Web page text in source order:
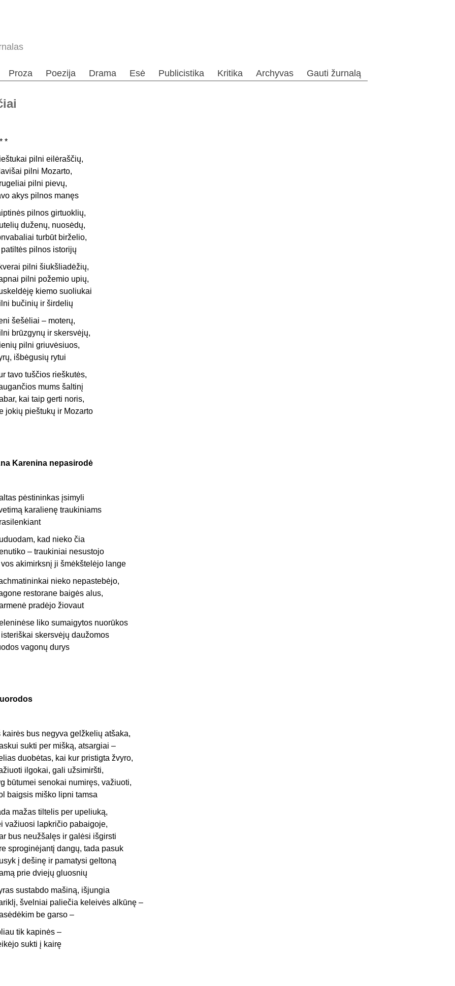
Proza Poezija Drama Esė Publicistika Kritika Archyvas Gauti žurnalą
*
pilni eilėraščių,
pilni Mozarto,
pilni pievų,
akys pilnos manęs
pilnos girtuoklių,
duženų, nuosėdų,
turbūt birželio,
pilnos istorijų
pilni šiukšliadėžių,
pilni požemio upių,
kiemo suoliukai
bučinių ir širdelių
šešėliai – moterų,
brūzgynų ir skersvėjų,
pilni griuvėsiuos,
išbėgusių rytui
tavo tuščios rieškutės,
mums šaltinį
kai taip gerti noris,
jokių pieštukų ir Mozarto
Karenina nepasirodė
pėstininkas įsimyli
karalienę traukiniams
kad nieko čia
– traukiniai nesustojo
vos akimirksnį ji šmėkštelėjo lange
nieko nepastebėjo,
restorane baigės alus,
pradėjo žiovaut
liko sumaigytos nuorūkos
isteriškai skersvėjų daužomos
vagonų durys
kairės bus negyva gelžkelių atšaka,
sukti per mišką, atsargiai –
duobėtas, kai kur pristigta žvyro,
ilgokai, gali užsimiršti,
būtumei senokai numiręs, važiuoti,
baigsis miško lipni tamsa
mažas tiltelis per upeliuką,
važiuosi lapkričio pabaigoje,
bus neužšalęs ir galėsi išgirsti
sproginėjantį dangų, tada pasuk
į dešinę ir pamatysi geltoną
prie dviejų gluosnių
sustabdo mašiną, išjungia
švelniai paliečia keleivės alkūnę –
be garso –
tik kapinės –
sukti į kairę